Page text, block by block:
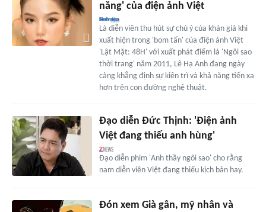
năng' của điện ảnh Việt
Là diễn viên thu hút sự chú ý của khán giả khi
xuất hiện trong 'bom tấn' của điện ảnh Việt
'Lật Mặt: 48H' với xuất phát điểm là 'Ngôi sao
thời trang' năm 2011, Lê Hạ Anh đang ngày
càng khẳng định sự kiên trì và khả năng tiến xa
hơn trên con đường nghệ thuật.
Đạo diễn Đức Thịnh: 'Điện ảnh
Việt đang thiếu anh hùng'
Đạo diễn phim 'Anh thầy ngôi sao' cho rằng
nam diễn viên Việt đang thiếu kịch bản hay.
Đón xem Già gân, mỹ nhân và